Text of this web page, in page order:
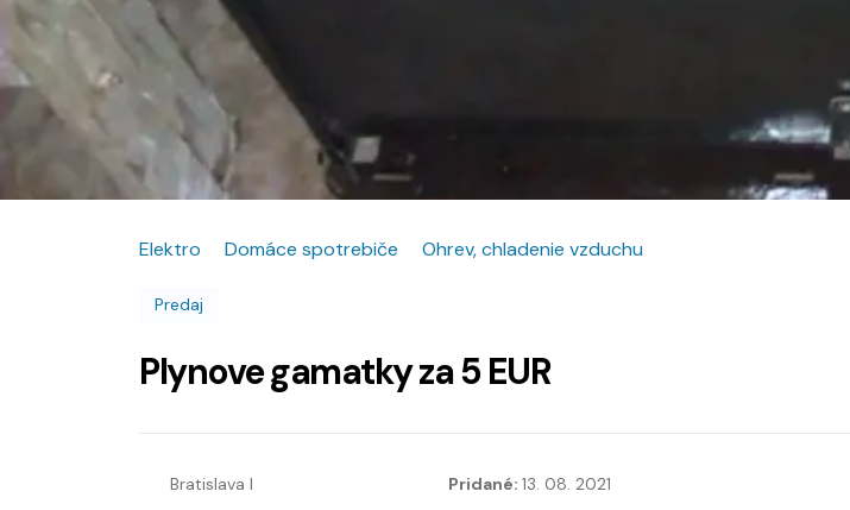
Elektro Domáce spotrebiče Ohrev, chladenie vzduchu
Predaj
Plynove gamatky za 5 EUR
Bratislava I Pridané: 13. 08. 2021